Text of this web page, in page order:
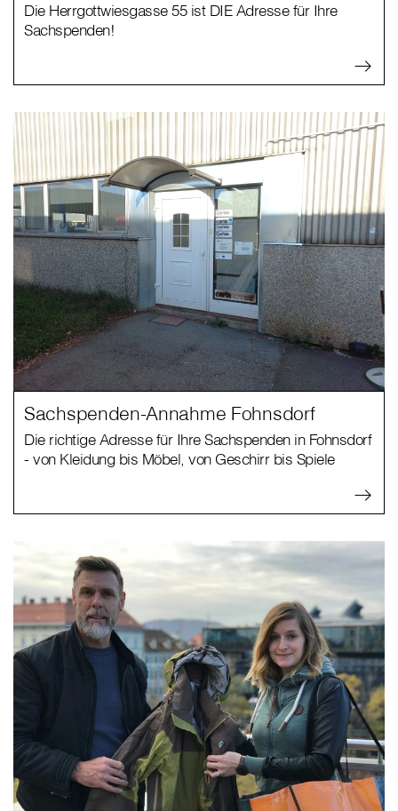
Die Herrgottwiesgasse 55 ist DIE Adresse für Ihre
Sachspenden!
Sachspenden-Annahme Fohnsdorf
Die richtige Adresse für Ihre Sachspenden in Fohnsdorf
- von Kleidung bis Möbel, von Geschirr bis Spiele